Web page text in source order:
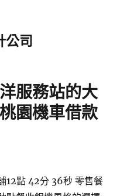
公司
服務站的大
園機車借款
12點 42分 36秒 零售餐